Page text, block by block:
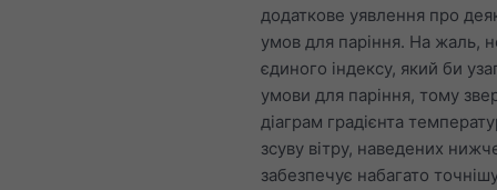
додаткове уявлення про
умов для паріння. На жаль,
єдиного індексу, який би
умови для паріння, тому
діаграм градієнта
зсуву вітру, наведених
забезпечує набагато